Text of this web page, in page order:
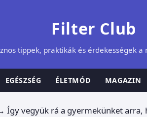
Filter Club
tippek, praktikák és érdekességek
EGÉSZSÉG ÉLETMÓD MAGAZIN
Így vegyük rá a gyermekünket arra,